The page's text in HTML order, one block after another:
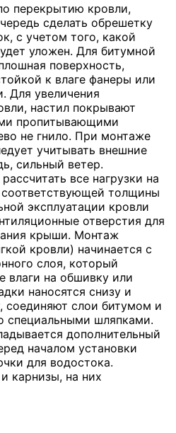
перекрытию кровли,
сделать обрешетку
с учетом того, какой
уложен. Для битумной
поверхность,
к влаге фанеры или
Для увеличения
настил покрывают
пропитывающими
не гнило. При монтаже
учитывать внешние
сильный ветер.
все нагрузки на
толщины
эксплуатации кровли
отверстия для
крыши. Монтаж
кровли) начинается с
слоя, который
влаги на обшивку или
наносятся снизу и
соединяют слои битумом и
специальными шляпками.
дополнительный
началом установки
для водостока.
карнизы, на них